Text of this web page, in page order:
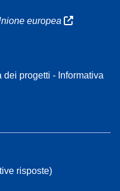
europea
progetti - Informativa
risposte)